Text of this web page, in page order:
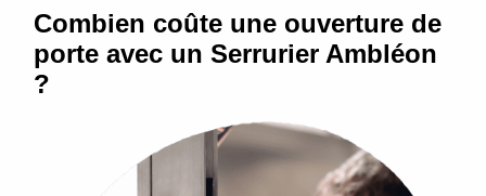
Combien coûte une ouverture de
porte avec un Serrurier Ambléon
?